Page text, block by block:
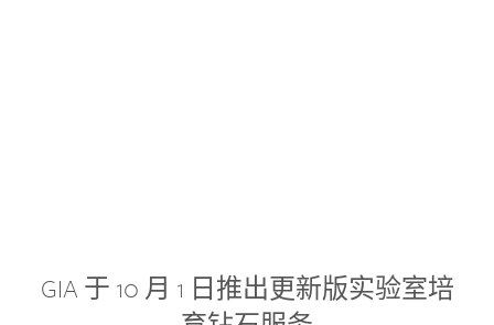
GIA 于 10 月 1 日推出更新版实验室培